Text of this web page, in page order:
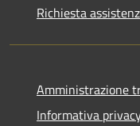
Richiesta
Amministrazione
Informativa